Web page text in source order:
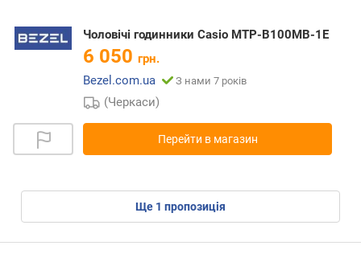
Чоловічі годинники Casio MTP-B100MB-1E
6 050 грн.
Bezel.com.ua
З нами 7 років
(Черкаси)
Перейти в магазин
ще 1 пропозиція